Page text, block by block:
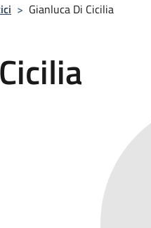
> Gianluca Di Cicilia